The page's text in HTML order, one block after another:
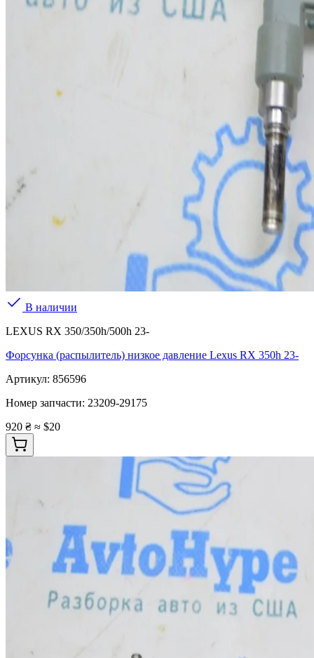
В наличии
LEXUS RX 350/350h/500h 23-
Форсунка (распылитель) низкое давление Lexus RX 350h 23-
Артикул: 856596
Номер запчасти: 23209-29175
920 ₴ ≈ $20